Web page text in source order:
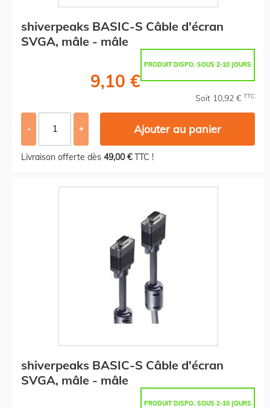
shiverpeaks BASIC-S Câble d'écran
SVGA, mâle - mâle
PRODUIT DISPO. SOUS 2-10 JOURS
9,10 €
Soit 10,92 € TTC
- + Ajouter au panier
Livraison offerte dès 49,00 €TTC !
shiverpeaks BASIC-S Câble d'écran
SVGA, mâle - mâle
PRODUIT DISPO. SOUS 2-10 JOURS